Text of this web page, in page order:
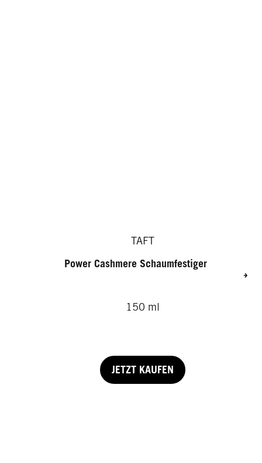
TAFT
Power Cashmere Schaumfestiger
150 ml
JETZT KAUFEN